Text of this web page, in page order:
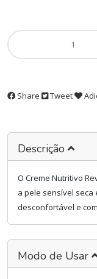
Share Tweet
Descrição
O Creme Nutritivo
a pele sensível seca
desconfortável ​​e
Modo de Usar